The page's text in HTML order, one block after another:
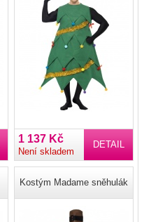
DETAIL
1 137 Kč
Není skladem
Kostým Madame sněhulák